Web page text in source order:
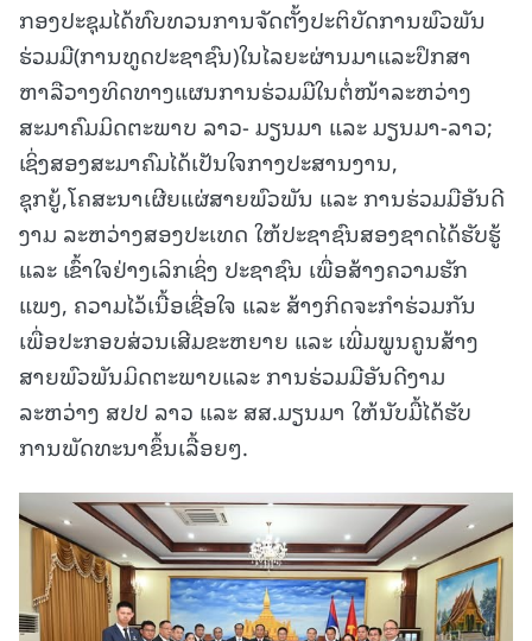
ກອງປະຊຸມໄດ້ທົບທວນການຈັດຕັ້ງປະຕິບັດການພົວພັນ
ຮ່ວມມື(ການທູດປະຊາຊົນ)ໃນໄລຍະຜ່ານມາແລະປຶກສາ
ຫາລືວາງທິດທາງແຜນການຮ່ວມມືໃນຕໍ່ໜ້າລະຫວ່າງ
ສະມາຄົມມິດຕະພາບ ລາວ- ມຽນມາ ແລະ ມຽນມາ-ລາວ;
ເຊິ່ງສອງສະມາຄົມໄດ້ເປັນໃຈກາງປະສານງານ,
ຊຸກຍູ້,ໂຄສະນາເຜີຍແຜ່ສາຍພົວພັນ ແລະ ການຮ່ວມມືອັນດີ
ງາມ ລະຫວ່າງສອງປະເທດ ໃຫ້ປະຊາຊົນສອງຊາດໄດ້ຮັບຮູ້
ແລະ ເຂົ້າໃຈຢ່າງເລິກເຊິ່ງ ປະຊາຊົນ ເພື່ອສ້າງຄວາມຮັກ
ແພງ, ຄວາມໄວ້ເນື້ອເຊື່ອໃຈ ແລະ ສ້າງກິດຈະກໍາຮ່ວມກັນ
ເພື່ອປະກອບສ່ວນເສີມຂະຫຍາຍ ແລະ ເພີ່ມພູນຄູນສ້າງ
ສາຍພົວພັນມິດຕະພາບແລະ ການຮ່ວມມືອັນດີງາມ
ລະຫວ່າງ ສປປ ລາວ ແລະ ສສ.ມຽນມາ ໃຫ້ນັບມື້ໄດ້ຮັບ
ການພັດທະນາຂຶ້ນເລື້ອຍໆ.